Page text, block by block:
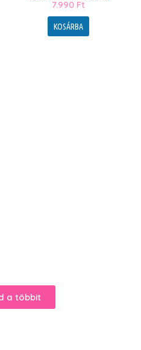
7.990 Ft
KOSÁRBA
a többit